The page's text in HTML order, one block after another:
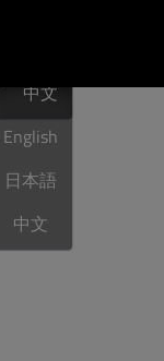
한국어
English
日本語
中文
中文